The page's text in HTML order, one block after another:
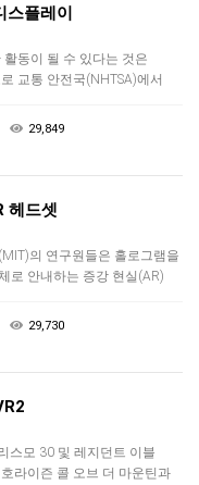
스플레이
동이 될 수 있다는 것은
교통 안전국(NHTSA)에서
29,849
헤드셋
의 연구원들은 홀로그램을
로 안내하는 증강 현실(AR)
29,730
스모 30 및 레지던트 이블
라이즌 콜 오브 더 마운틴과